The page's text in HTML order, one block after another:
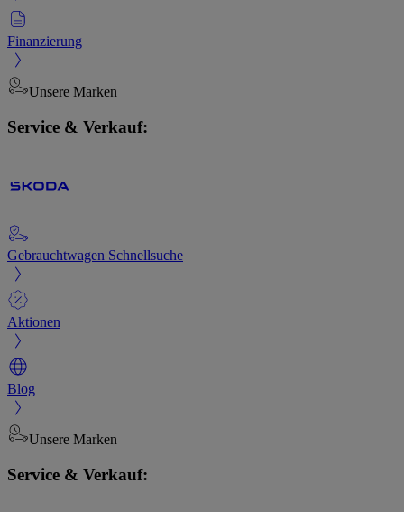
Finanzierung
Unsere Marken
Service & Verkauf:
Gebrauchtwagen Schnellsuche
Aktionen
Blog
Unsere Marken
Service & Verkauf: